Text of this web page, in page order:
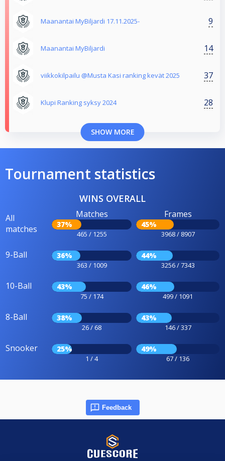
Maanantai MyBiljardi 17.11.2025- 9
Maanantai MyBiljardi 14
viikkokilpailu @Musta Kasi ranking kevät 2025 37
Klupi Ranking syksy 2024 28
SHOW MORE
Tournament statistics
WINS OVERALL
All
matches
Matches
37%
465 / 1255
Frames
45%
3968 / 8907
9-Ball 36%
363 / 1009
44%
3256 / 7343
10-Ball 43%
75 / 174
46%
499 / 1091
8-Ball 38%
26 / 68
43%
146 / 337
Snooker 25%
1 / 4
49%
67 / 136
Feedback